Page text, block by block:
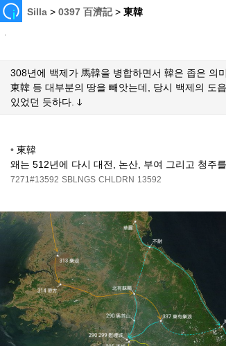
Silla >0397 百濟記>東韓
308년에 백제가 馬韓을 병합하면서 韓은 좁은 의
東韓 등 대부분의 땅을 빼앗는데, 당시 백제의 도
있었던 듯하다. ↆ
• 東韓
왜는 512년에 다시 대전, 논산, 부여 그리고 청주
7271#13592 SBLNGS CHLDRN 13592